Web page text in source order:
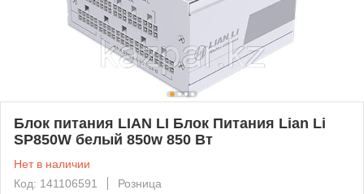
Блок питания LIAN LI Блок Питания Lian Li
SP850W белый 850w 850 Вт
Нет в наличии
Код: 141106591
Розница